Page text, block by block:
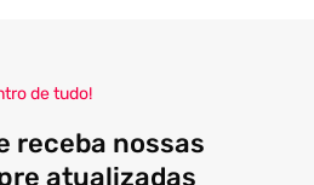
de tudo!
receba nossas
atualizadas